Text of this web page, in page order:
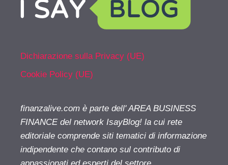
Dichiarazione sulla Privacy (UE)
Cookie Policy (UE)
finanzalive.com è parte dell' AREA BUSINESS
FINANCE del network IsayBlog! la cui rete
editoriale comprende siti tematici di informazione
indipendente che contano sul contributo di